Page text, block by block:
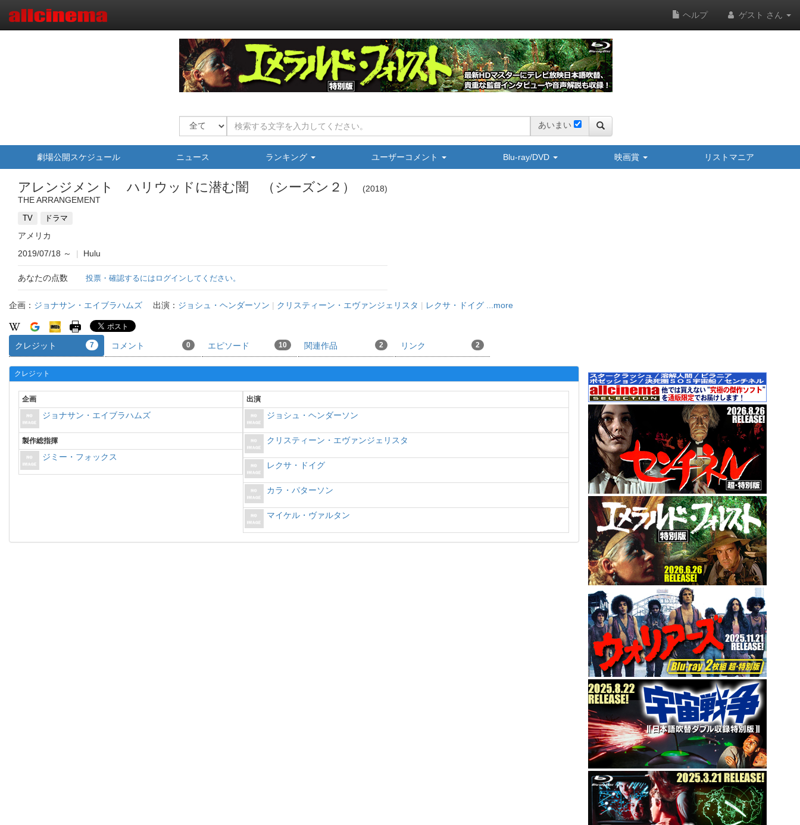
ヘルプ ゲスト さん
あいまい
劇場公開スケジュール ニュース ランキング ユーザーコメント Blu-ray/DVD 映画賞 リストマニア
アレンジメント ハリウッドに潜む闇 （シーズン２）
2018
THE ARRANGEMENT
TV ドラマ
アメリカ
2019/07/18 ～ | Hulu
あなたの点数 投票・確認するにはログインしてください。
企画： ジョナサン・エイブラハムズ 出演： ジョシュ・ヘンダーソン | クリスティーン・エヴァンジェリスタ | レクサ・ドイグ ...more
クレジット 7 コメント 0 エピソード 10 関連作品 2 リンク 2
クレジット
企画
ジョナサン・エイブラハムズ
製作総指揮
ジミー・フォックス
出演
ジョシュ・ヘンダーソン
クリスティーン・エヴァンジェリスタ
レクサ・ドイグ
カラ・パターソン
マイケル・ヴァルタン